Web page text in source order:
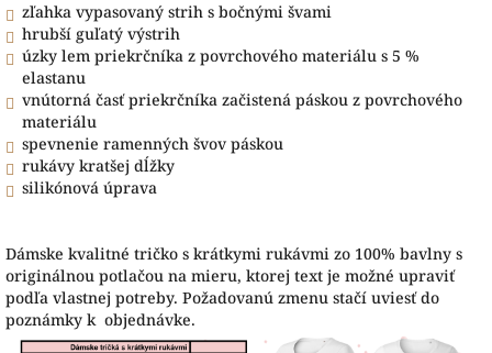
zľahka vypasovaný strih s bočnými švami
hrubší guľatý výstrih
úzky lem priekrčníka z povrchového materiálu s 5 %
elastanu
vnútorná časť priekrčníka začistená páskou z povrchového
materiálu
spevnenie ramenných švov páskou
rukávy kratšej dĺžky
silikónová úprava
Dámske kvalitné tričko s krátkymi rukávmi zo 100% bavlny s
originálnou potlačou na mieru, ktorej text je možné upraviť
podľa vlastnej potreby. Požadovanú zmenu stačí uviesť do
poznámky k objednávke.